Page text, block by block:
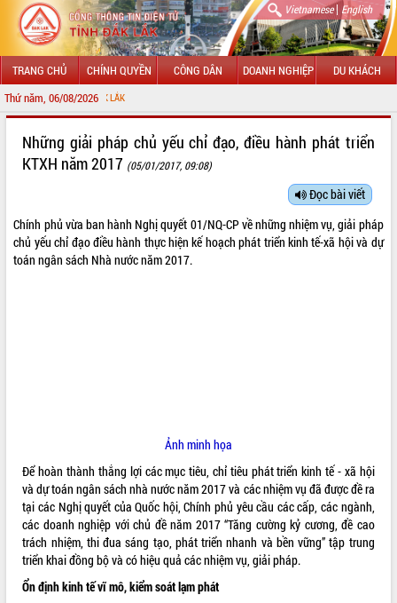
Vietnamese| English
TRANG CHỦ CHÍNH QUYỀN CÔNG DÂN DOANH NGHIỆP DU KHÁCH
Thứ năm, 06/08/2026
LÃNH ĐẠO UBND TỈNH
SỞ, BAN, NGÀNH
Những giải pháp chủ yếu chỉ đạo, điều hành phát triển
KTXH năm 2017 (05/01/2017, 09:08)
Đọc bài viết
Chính phủ vừa ban hành Nghị quyết 01/NQ-CP về những nhiệm vụ, giải pháp
chủ yếu chỉ đạo điều hành thực hiện kế hoạch phát triển kinh tế-xã hội và dự
toán ngân sách Nhà nước năm 2017.
Ảnh minh họa
Để hoàn thành thắng lợi các mục tiêu, chỉ tiêu phát triển kinh tế - xã hội
và dự toán ngân sách nhà nước năm 2017 và các nhiệm vụ đã được đề ra
tại các Nghị quyết của Quốc hội, Chính phủ yêu cầu các cấp, các ngành,
các doanh nghiệp với chủ đề năm 2017 “Tăng cường kỷ cương, đề cao
trách nhiệm, thi đua sáng tạo, phát triển nhanh và bền vững” tập trung
triển khai đồng bộ và có hiệu quả các nhiệm vụ, giải pháp.
Ổn định kinh tế vĩ mô, kiểm soát lạm phát